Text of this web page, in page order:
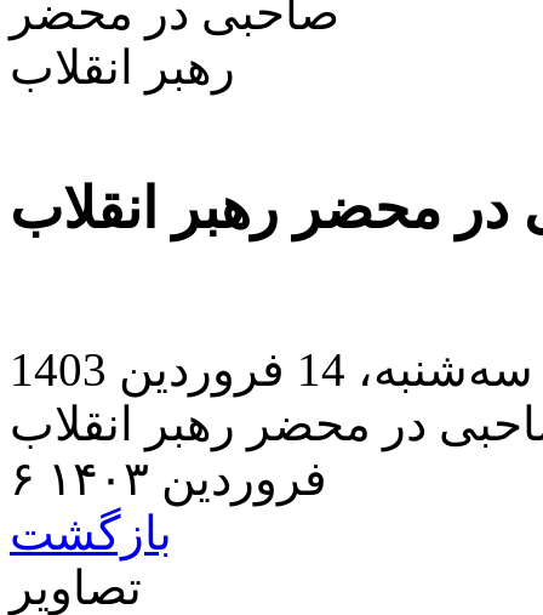
محضر رهبر انقلاب
در محضر رهبر انقلاب
۶ فروردین ۱۴۰۳
بازگشت
تصاویر